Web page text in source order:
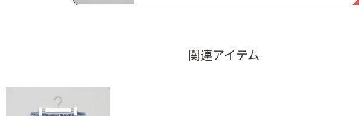
関連アイテム